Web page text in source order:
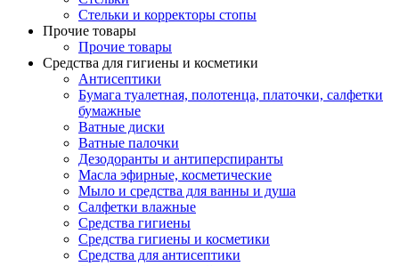
Стельки и корректоры стопы
Прочие товары
Прочие товары
Средства для гигиены и косметики
Антисептики
Бумага туалетная, полотенца, платочки, салфетки
бумажные
Ватные диски
Ватные палочки
Дезодоранты и антиперспиранты
Масла эфирные, косметические
Мыло и средства для ванны и душа
Салфетки влажные
Средства гигиены
Средства гигиены и косметики
Средства для антисептики